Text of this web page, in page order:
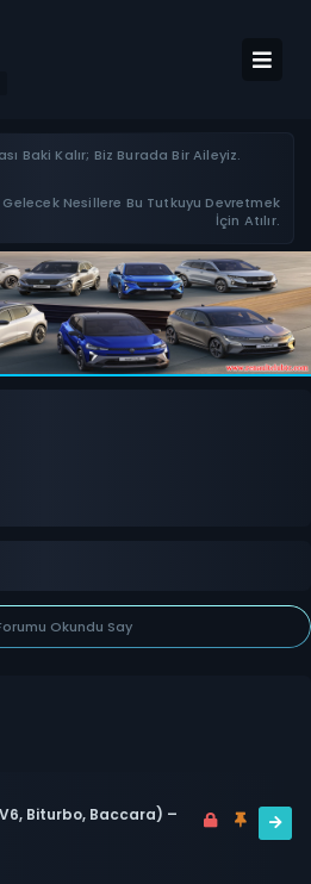
Baki Kalır; Biz Burada Bir Aileyiz.
Nesillere Bu Tutkuyu Devretmek
İçin Atılır.
Okundu Say
Biturbo, Baccara) –